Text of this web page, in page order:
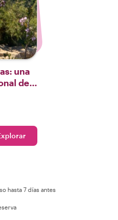
una
del
hasta 7 días antes